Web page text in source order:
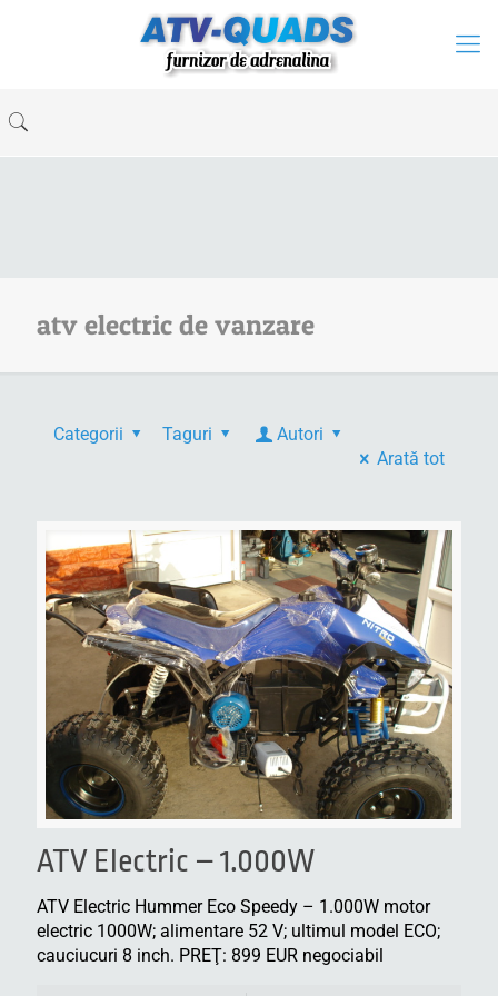
atv electric de vanzare
Categorii Taguri
Autori
Arată tot
ATV Electric – 1.000W
ATV Electric Hummer Eco Speedy – 1.000W motor
electric 1000W; alimentare 52 V; ultimul model ECO;
cauciucuri 8 inch. PREŢ: 899 EUR negociabil